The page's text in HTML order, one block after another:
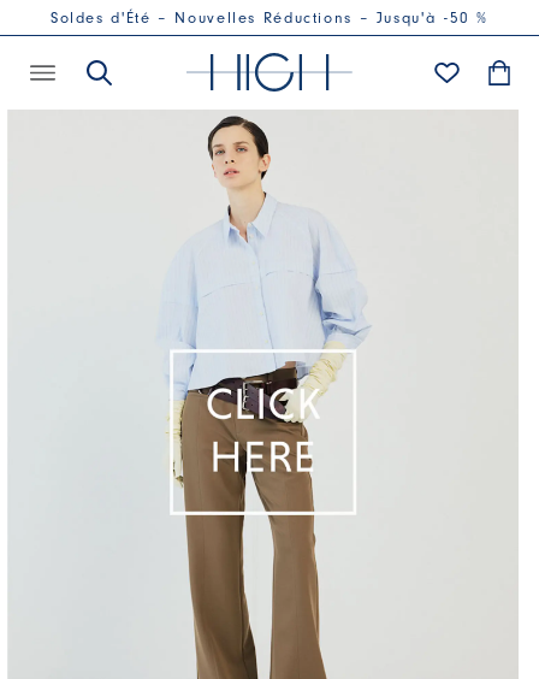
Soldes d'Été – Nouvelles Réductions – Jusqu'à -50 %